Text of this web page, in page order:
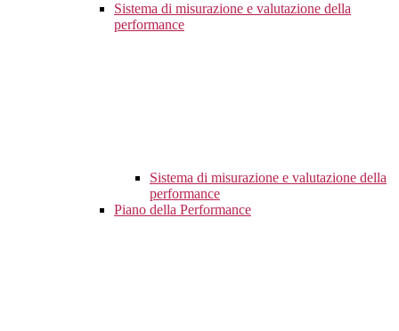
Sistema di misurazione e valutazione della
performance
Sistema di misurazione e valutazione della
performance
Piano della Performance